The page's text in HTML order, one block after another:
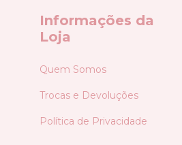
Informações da
Loja
Quem Somos
Trocas e Devoluções
Política de Privacidade